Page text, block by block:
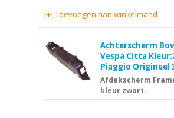
[+] Toevoegen aan winkelmand
Achterscherm
Vespa Citta
Piaggio Origineel
Afdekscherm
kleur zwart.